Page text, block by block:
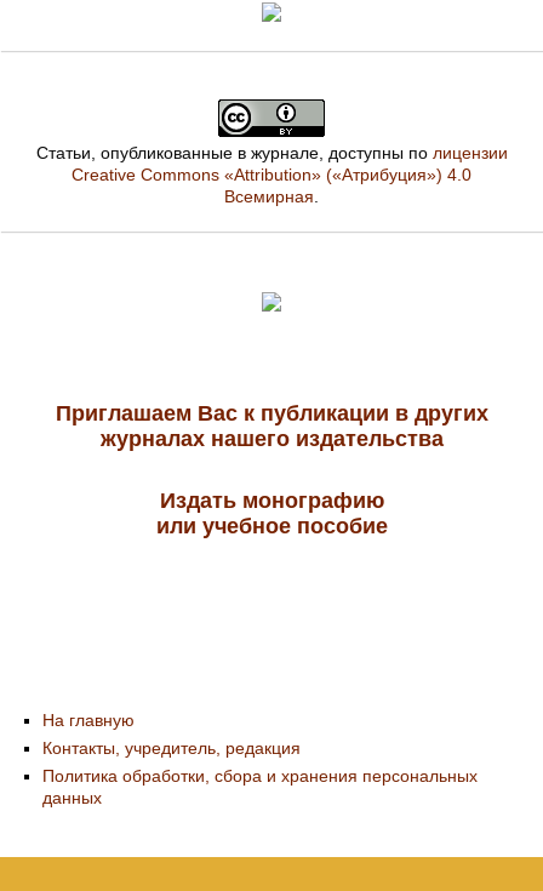
Статьи, опубликованные в журнале, доступны по лицензии
Creative Commons «Attribution» («Атрибуция») 4.0
Всемирная.
Приглашаем Вас к публикации в других
журналах нашего издательства
Издать монографию
или учебное пособие
На главную
Контакты, учредитель, редакция
Политика обработки, сбора и хранения персональных
данных